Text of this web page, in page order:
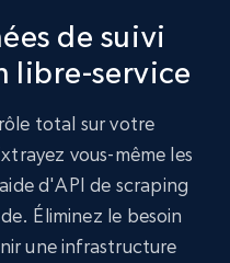
de suivi
libre-service
total sur votre
vous-même les
d'API de scraping
Éliminez le besoin
une infrastructure